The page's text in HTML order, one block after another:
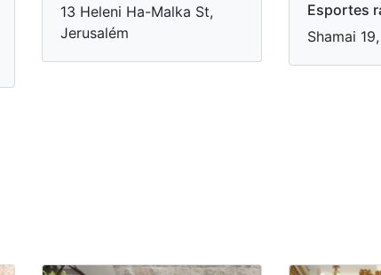
13 Heleni Ha-Malka St,
Jerusalém
Esportes
Shamai